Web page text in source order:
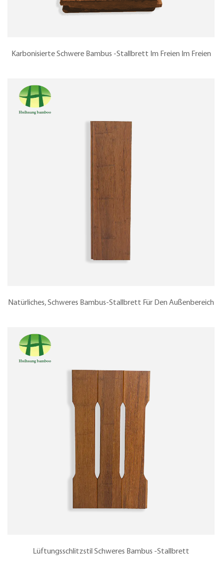
Karbonisierte Schwere Bambus -Stallbrett Im Freien Im Freien
Natürliches, Schweres Bambus-Stallbrett Für Den Außenbereich
Lüftungsschlitzstil Schweres Bambus -Stallbrett